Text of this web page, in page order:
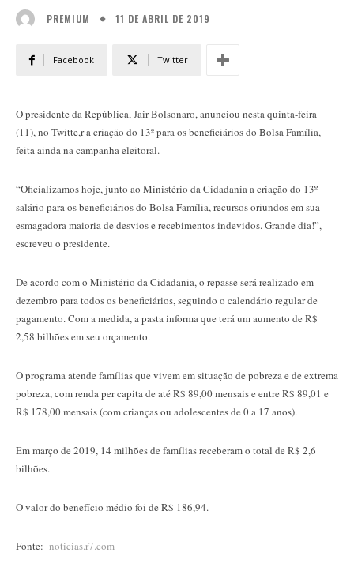
PREMIUM 11 DE ABRIL DE 2019
Facebook Twitter
O presidente da República, Jair Bolsonaro, anunciou nesta quinta-feira
(11), no Twitte,r a criação do 13º para os beneficiários do Bolsa Família,
feita ainda na campanha eleitoral.
“Oficializamos hoje, junto ao Ministério da Cidadania a criação do 13º
salário para os beneficiários do Bolsa Família, recursos oriundos em sua
esmagadora maioria de desvios e recebimentos indevidos. Grande dia!”,
escreveu o presidente.
De acordo com o Ministério da Cidadania, o repasse será realizado em
dezembro para todos os beneficiários, seguindo o calendário regular de
pagamento. Com a medida, a pasta informa que terá um aumento de R$
2,58 bilhões em seu orçamento.
O programa atende famílias que vivem em situação de pobreza e de extrema
pobreza, com renda per capita de até R$ 89,00 mensais e entre R$ 89,01 e
R$ 178,00 mensais (com crianças ou adolescentes de 0 a 17 anos).
Em março de 2019, 14 milhões de famílias receberam o total de R$ 2,6
bilhões.
O valor do benefício médio foi de R$ 186,94.
Fonte: noticias.r7.com